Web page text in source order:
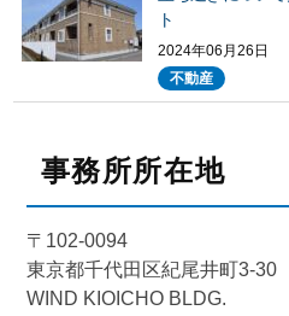
ト
2024年06月26日
不動産
事務所所在地
〒102-0094
東京都千代田区紀尾井町3-30
WIND KIOICHO BLDG.